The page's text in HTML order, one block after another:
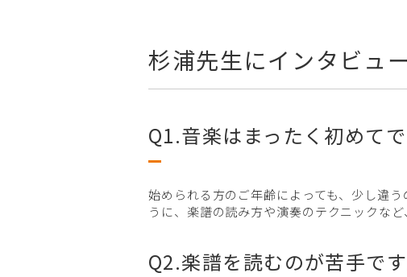
杉浦先生にインタビュ
Q1.音楽はまったく初めて
始められる方のご年齢によっても、少し違
うに、楽譜の読み方や演奏のテクニックな
Q2.楽譜を読むのが苦手で